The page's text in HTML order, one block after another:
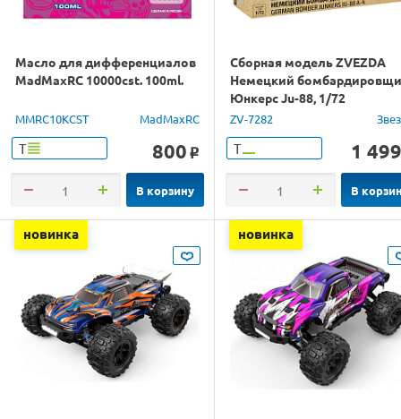
Масло для дифференциалов
MadMaxRC 10000cst. 100ml.
MMRC10KCST MadMaxRC
Т 800 o
В корзину
Сборная модель ZVEZDA
Немецкий
Юнкерс Ju-88, 1/72
ZV-7282
Т 1 499
В
новинка новинка